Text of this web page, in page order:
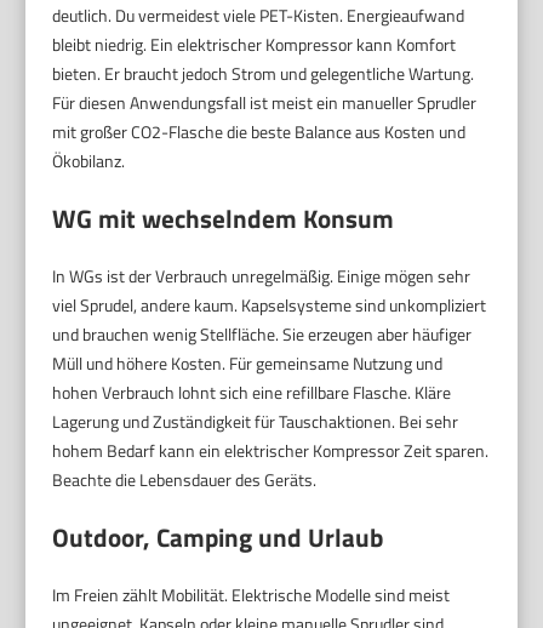
deutlich. Du vermeidest viele PET-Kisten. Energieaufwand
bleibt niedrig. Ein elektrischer Kompressor kann Komfort
bieten. Er braucht jedoch Strom und gelegentliche Wartung.
Für diesen Anwendungsfall ist meist ein manueller Sprudler
mit großer CO2-Flasche die beste Balance aus Kosten und
Ökobilanz.
WG mit wechselndem Konsum
In WGs ist der Verbrauch unregelmäßig. Einige mögen sehr
viel Sprudel, andere kaum. Kapselsysteme sind unkompliziert
und brauchen wenig Stellfläche. Sie erzeugen aber häufiger
Müll und höhere Kosten. Für gemeinsame Nutzung und
hohen Verbrauch lohnt sich eine refillbare Flasche. Kläre
Lagerung und Zuständigkeit für Tauschaktionen. Bei sehr
hohem Bedarf kann ein elektrischer Kompressor Zeit sparen.
Beachte die Lebensdauer des Geräts.
Outdoor, Camping und Urlaub
Im Freien zählt Mobilität. Elektrische Modelle sind meist